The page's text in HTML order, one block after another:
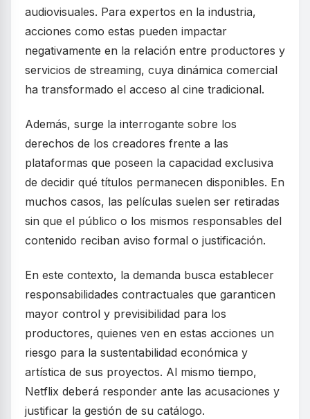
audiovisuales. Para expertos en la industria,
acciones como estas pueden impactar
negativamente en la relación entre productores y
servicios de streaming, cuya dinámica comercial
ha transformado el acceso al cine tradicional.
Además, surge la interrogante sobre los
derechos de los creadores frente a las
plataformas que poseen la capacidad exclusiva
de decidir qué títulos permanecen disponibles. En
muchos casos, las películas suelen ser retiradas
sin que el público o los mismos responsables del
contenido reciban aviso formal o justificación.
En este contexto, la demanda busca establecer
responsabilidades contractuales que garanticen
mayor control y previsibilidad para los
productores, quienes ven en estas acciones un
riesgo para la sustentabilidad económica y
artística de sus proyectos. Al mismo tiempo,
Netflix deberá responder ante las acusaciones y
justificar la gestión de su catálogo.